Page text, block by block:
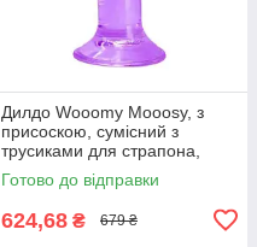
Дилдо Wooomy Mooosy, з
присоскою, сумісний з
трусиками для страпона,
довжина 18 см, діаметр 4,5
см
Готово до відправки
624,68 ₴ 679 ₴